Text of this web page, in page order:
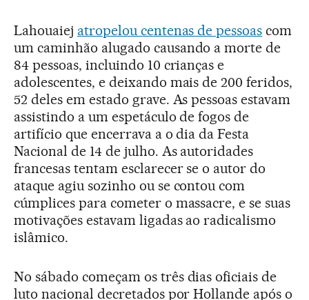
Lahouaiej atropelou centenas de pessoas com
um caminhão alugado causando a morte de
84 pessoas, incluindo 10 crianças e
adolescentes, e deixando mais de 200 feridos,
52 deles em estado grave. As pessoas estavam
assistindo a um espetáculo de fogos de
artifício que encerrava a o dia da Festa
Nacional de 14 de julho. As autoridades
francesas tentam esclarecer se o autor do
ataque agiu sozinho ou se contou com
cúmplices para cometer o massacre, e se suas
motivações estavam ligadas ao radicalismo
islâmico.
No sábado começam os três dias oficiais de
luto nacional decretados por Hollande após o